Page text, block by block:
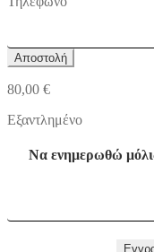
80,00 €
Εξαντλημένο
Να ενημερωθώ μόλις